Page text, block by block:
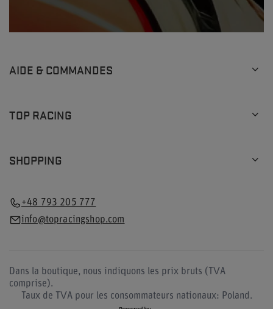
AIDE & COMMANDES
TOP RACING
SHOPPING
+48 793 205 777
info@topracingshop.com
Dans la boutique, nous indiquons les prix bruts (TVA
comprise).
Taux de TVA pour les consommateurs nationaux: Poland.